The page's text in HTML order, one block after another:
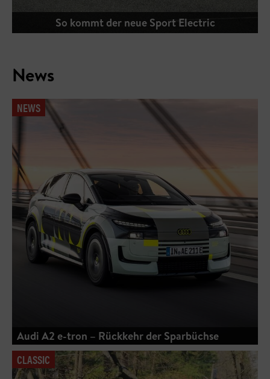
Ares Panther ProgettoUno – Lambo-Pantera
News
NEWS
Audi A2 e-tron – Rückkehr der Sparbüchse
CLASSIC